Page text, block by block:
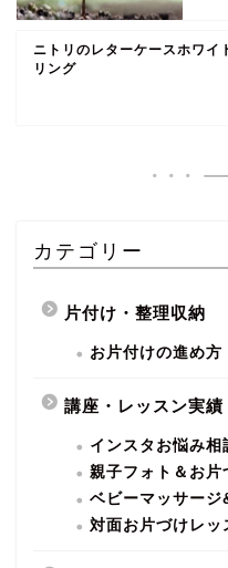
ニトリのレターケースホワイ
リング
カテゴリー
片付け・整理収納
お片付けの進め方
講座・レッスン実績
インスタお悩み相
親子フォト＆お片
ベビーマッサージ
対面お片づけレッ